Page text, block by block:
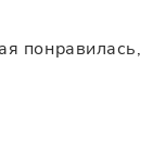
понравилась,